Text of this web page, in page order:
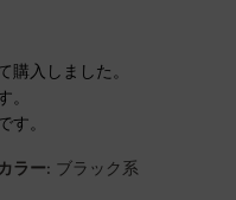
購入しました。
す。
カラー: ブラック系